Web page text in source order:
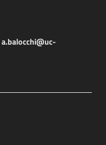
a.balocchi@uc-